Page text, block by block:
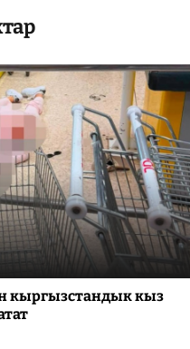
кыргызстандык кыз